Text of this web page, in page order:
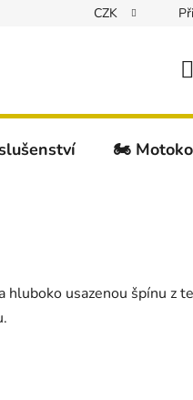
CZK
🏍️
usazenou špínu z